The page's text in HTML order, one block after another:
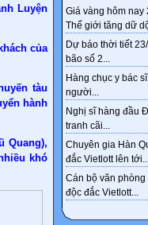
Giá vàng hôm nay
Thế giới tăng dữ
Dự báo thời tiết
bão số 2...
Hàng chục y bác
người...
Nghị sĩ hàng đầu
tranh cãi...
Chuyên gia Hàn
đắc Vietlott lên
Cán bộ văn phòng
độc đắc Vietlott...
Luyện
của
tàu
hành
Quang),
khó